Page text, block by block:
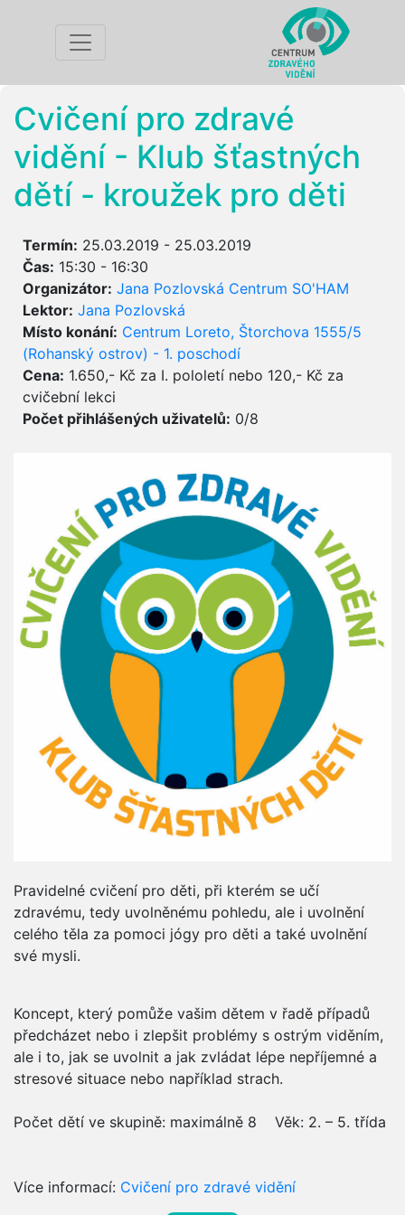
Cvičení pro zdravé
vidění - Klub šťastných
dětí - kroužek pro děti
Termín: 25.03.2019 - 25.03.2019
Čas: 15:30 - 16:30
Organizátor: Jana Pozlovská Centrum SO'HAM
Lektor: Jana Pozlovská
Místo konání: Centrum Loreto, Štorchova 1555/5
(Rohanský ostrov) - 1. poschodí
Cena: 1.650,- Kč za I. pololetí nebo 120,- Kč za
cvičební lekci
Počet přihlášených uživatelů: 0/8
Pravidelné cvičení pro děti, při kterém se učí
zdravému, tedy uvolněnému pohledu, ale i uvolnění
celého těla za pomoci jógy pro děti a také uvolnění
své mysli.
Koncept, který pomůže vašim dětem v řadě případů
předcházet nebo i zlepšit problémy s ostrým viděním,
ale i to, jak se uvolnit a jak zvládat lépe nepříjemné a
stresové situace nebo například strach.
Počet dětí ve skupině: maximálně 8 Věk: 2. – 5. třída
Více informací: Cvičení pro zdravé vidění